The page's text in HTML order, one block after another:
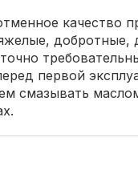
качество
добротные,
первой
смазывать